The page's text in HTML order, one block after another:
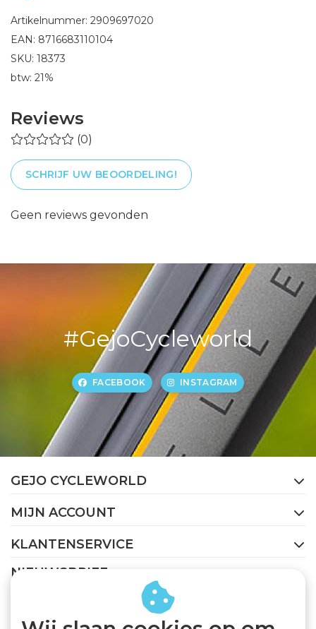
Artikelnummer: 2909697020
EAN: 8716683110104
SKU: 18373
btw: 21%
Reviews
(0)
SCHRIJF UW BEOORDELING!
Geen reviews gevonden
#GejoCycleworld
FACEBOOK INSTAGRAM
GEJO CYCLEWORLD
MIJN ACCOUNT
KLANTENSERVICE
NIEUWSBRIEF
Abonneer je op onze nieuwsbrief om op de hoogte te